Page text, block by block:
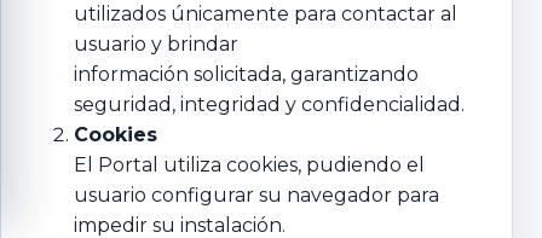
utilizados únicamente para contactar al
usuario y brindar
información solicitada, garantizando
seguridad, integridad y confidencialidad.
Cookies
El Portal utiliza cookies, pudiendo el
usuario configurar su navegador para
impedir su instalación.